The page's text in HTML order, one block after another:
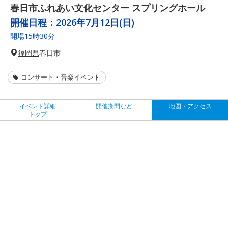
春日市ふれあい文化センター スプリングホール
開催日程： 2026年7月12日(日)
開場15時30分
福岡県春日市
コンサート・音楽イベント
イベント詳細
トップ
開催期間など 地図・アクセス